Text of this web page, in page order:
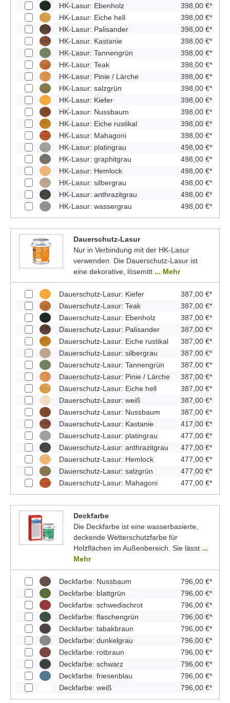
HK-Lasur: Ebenholz
398,00 €*
HK-Lasur: Eiche hell
398,00 €*
HK-Lasur: Palisander
398,00 €*
HK-Lasur: Kastanie
398,00 €*
HK-Lasur: Tannengrün
398,00 €*
HK-Lasur: Teak
398,00 €*
HK-Lasur: Pinie / Lärche
398,00 €*
HK-Lasur: salzgrün
398,00 €*
HK-Lasur: Kiefer
398,00 €*
HK-Lasur: Nussbaum
398,00 €*
HK-Lasur: Eiche rustikal
398,00 €*
HK-Lasur: Mahagoni
398,00 €*
HK-Lasur: platingrau
498,00 €*
HK-Lasur: graphitgrau
498,00 €*
HK-Lasur: Hemlock
498,00 €*
HK-Lasur: silbergrau
498,00 €*
HK-Lasur: anthrazitgrau
498,00 €*
HK-Lasur: wassergrau
498,00 €*
Dauerschutz-Lasur
Nur in Verbindung mit der HK-Lasur
verwenden. Die Dauerschutz-Lasur ist
eine dekorative, lösemitt ... Mehr
Dauerschutz-Lasur: Kiefer
387,00 €*
Dauerschutz-Lasur: Teak
387,00 €*
Dauerschutz-Lasur: Ebenholz
387,00 €*
Dauerschutz-Lasur: Palisander
387,00 €*
Dauerschutz-Lasur: Eiche rustikal
387,00 €*
Dauerschutz-Lasur: silbergrau
387,00 €*
Dauerschutz-Lasur: Tannengrün
387,00 €*
Dauerschutz-Lasur: Pinie / Lärche
387,00 €*
Dauerschutz-Lasur: Eiche hell
387,00 €*
Dauerschutz-Lasur: weiß
387,00 €*
Dauerschutz-Lasur: Nussbaum
387,00 €*
Dauerschutz-Lasur: Kastanie
417,00 €*
Dauerschutz-Lasur: platingrau
477,00 €*
Dauerschutz-Lasur: anthrazitgrau
477,00 €*
Dauerschutz-Lasur: Hemlock
477,00 €*
Dauerschutz-Lasur: salzgrün
477,00 €*
Dauerschutz-Lasur: Mahagoni
477,00 €*
Deckfarbe
Die Deckfarbe ist eine wasserbasierte,
deckende Wetterschutzfarbe für
Holzflächen im Außenbereich. Sie lässt ...
Mehr
Deckfarbe: Nussbaum
796,00 €*
Deckfarbe: blattgrün
796,00 €*
Deckfarbe: schwedischrot
796,00 €*
Deckfarbe: flaschengrün
796,00 €*
Deckfarbe: tabakbraun
796,00 €*
Deckfarbe: dunkelgrau
796,00 €*
Deckfarbe: rotbraun
796,00 €*
Deckfarbe: schwarz
796,00 €*
Deckfarbe: friesenblau
796,00 €*
Deckfarbe: weiß
796,00 €*